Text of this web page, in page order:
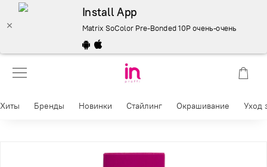
Install App
Matrix SoColor Pre-Bonded 10P очень-очень
Хиты Бренды Новинки Стайлинг Окрашивание Уход